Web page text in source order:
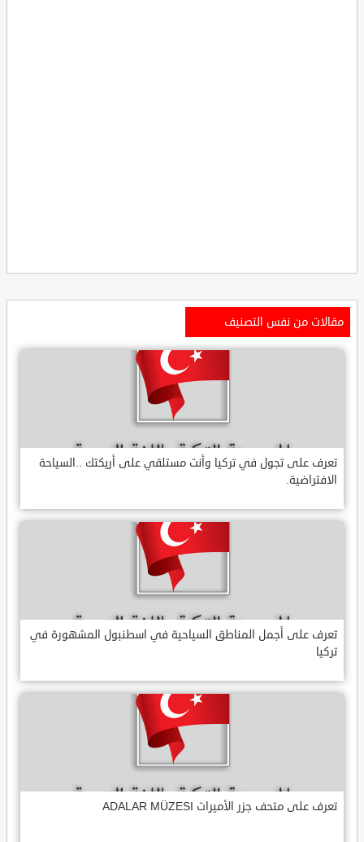
مقالات من نفس التصنيف
تعرف على تجول في تركيا وأنت مستلقي على أريكتك ..السياحة
الافتراضية.
تعرف على أجمل المناطق السياحية في اسطنبول المشهورة في
تركيا
تعرف على متحف جزر الأميرات ADALAR MÜZESI